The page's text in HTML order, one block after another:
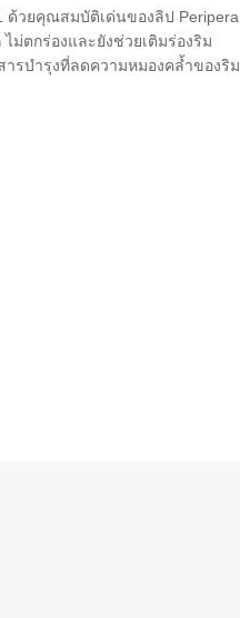
ด้วยคุณสมบัติเด่นของลิป Peripera
ม่ตกร่องและยังช่วยเติมร่องริม
รบำรุงที่ลดความหมองคล้ำของริม